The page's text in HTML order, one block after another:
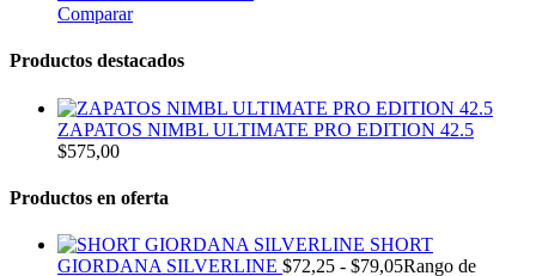
Comparar
Productos destacados
ZAPATOS NIMBL ULTIMATE PRO EDITION 42.5
$575,00
Productos en oferta
SHORT
GIORDANA SILVERLINE $72,25 - $79,05Rango de